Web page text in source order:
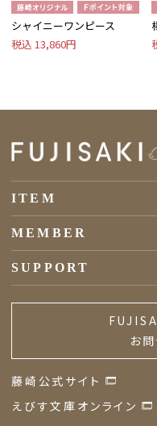
シャイニーワンピース
税込 13,860円
ITEM
MEMBER
SUPPORT
お
藤崎公式サイト
えびす文庫オンライン